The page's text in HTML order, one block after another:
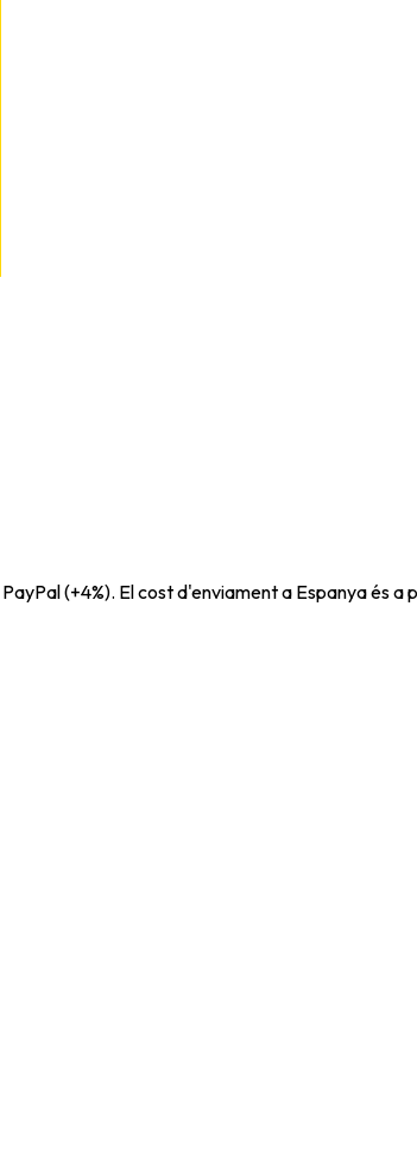
(+4%). El cost d'enviament a Espanya és